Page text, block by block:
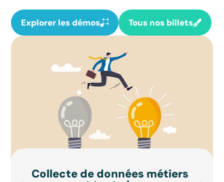
Explorer les démos Tous nos billets
Collecte de données métiers